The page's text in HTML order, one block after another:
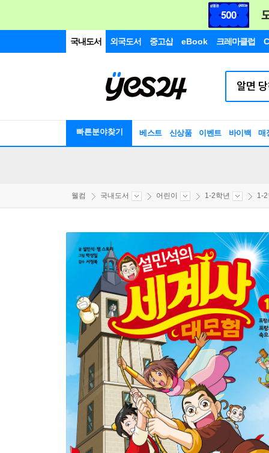
국내도서 외국도서 중고샵 eBook 크레마클럽
빠른분야찾기 베스트 신상품 이벤트 바이백 매
웰컴 국내도서 어린이 1-2학년 1-